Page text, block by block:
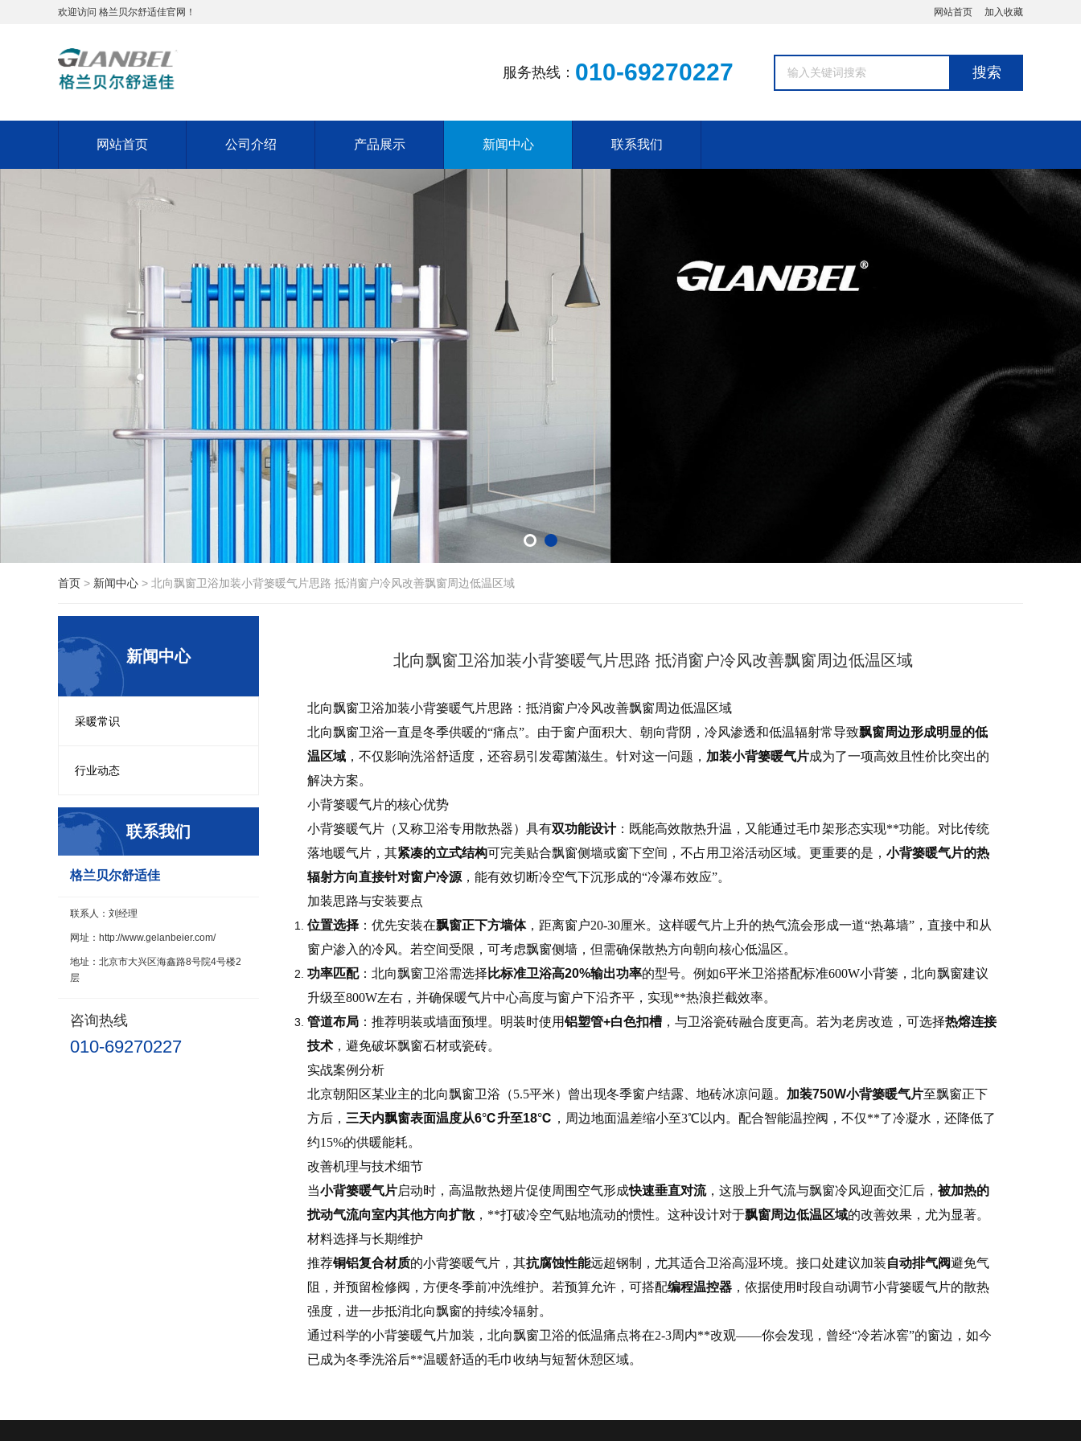
欢迎访问 格兰贝尔舒适佳官网！ 网站首页 加入收藏
服务热线： 010-69270227 搜索
网站首页 公司介绍 产品展示 新闻中心 联系我们
首页 > 新闻中心 > 北向飘窗卫浴加装小背篓暖气片思路 抵消窗户冷风改善飘窗周边低温区域
新闻中心
采暖常识
行业动态
联系我们
格兰贝尔舒适佳
联系人：刘经理
网址：http://www.gelanbeier.com/
地址：北京市大兴区海鑫路8号院4号楼2
层
咨询热线
010-69270227
北向飘窗卫浴加装小背篓暖气片思路 抵消窗户冷风改善飘窗周边低温区域
北向飘窗卫浴加装小背篓暖气片思路：抵消窗户冷风改善飘窗周边低温区域
北向飘窗卫浴一直是冬季供暖的“痛点”。由于窗户面积大、朝向背阴，冷风渗透和低温辐射常导致飘窗周边形成明显的低
温区域 ，不仅影响洗浴舒适度，还容易引发霉菌滋生。针对这一问题， 加装小背篓暖气片成为了一项高效且性价比突出的
解决方案。
小背篓暖气片的核心优势
小背篓暖气片（又称卫浴专用散热器）具有双功能设计：既能高效散热升温，又能通过毛巾架形态实现**功能。对比传统
落地暖气片，其紧凑的立式结构可完美贴合飘窗侧墙或窗下空间，不占用卫浴活动区域。更重要的是， 小背篓暖气片的热
辐射方向直接针对窗户冷源 ，能有效切断冷空气下沉形成的“冷瀑布效应”。
加装思路与安装要点
位置选择 ：优先安装在飘窗正下方墙体，距离窗户20-30厘米。这样暖气片上升的热气流会形成一道“热幕墙”，直接中和从
窗户渗入的冷风。若空间受限，可考虑飘窗侧墙，但需确保散热方向朝向核心低温区。
功率匹配：北向飘窗卫浴需选择 比标准卫浴高20%输出功率的型号。例如6平米卫浴搭配标准600W小背篓，北向飘窗建议
升级至800W左右，并确保暖气片中心高度与窗户下沿齐平，实现**热浪拦截效率。
管道布局 ：推荐明装或墙面预埋。明装时使用铝塑管+白色扣槽 ，与卫浴瓷砖融合度更高。若为老房改造，可选择热熔连接
技术 ，避免破坏飘窗石材或瓷砖。
实战案例分析
北京朝阳区某业主的北向飘窗卫浴（5.5平米）曾出现冬季窗户结露、地砖冰凉问题。 加装750W小背篓暖气片至飘窗正下
方后， 三天内飘窗表面温度从6℃升至18℃ ，周边地面温差缩小至3℃以内。配合智能温控阀，不仅**了冷凝水，还降低了
约15%的供暖能耗。
改善机理与技术细节
当小背篓暖气片启动时，高温散热翅片促使周围空气形成快速垂直对流，这股上升气流与飘窗冷风迎面交汇后， 被加热的
扰动气流向室内其他方向扩散 ，**打破冷空气贴地流动的惯性。这种设计对于飘窗周边低温区域的改善效果，尤为显著。
材料选择与长期维护
推荐铜铝复合材质的小背篓暖气片，其抗腐蚀性能远超钢制，尤其适合卫浴高湿环境。接口处建议加装自动排气阀避免气
阻，并预留检修阀，方便冬季前冲洗维护。若预算允许，可搭配编程温控器 ，依据使用时段自动调节小背篓暖气片的散热
强度，进一步抵消北向飘窗的持续冷辐射。
通过科学的小背篓暖气片加装，北向飘窗卫浴的低温痛点将在2-3周内**改观——你会发现，曾经“冷若冰窖”的窗边，如今
已成为冬季洗浴后**温暖舒适的毛巾收纳与短暂休憩区域。